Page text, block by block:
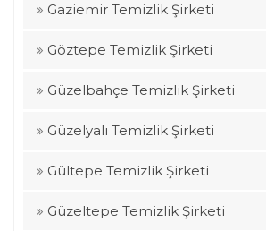
Gaziemir Temizlik Şirketi
Göztepe Temizlik Şirketi
Güzelbahçe Temizlik Şirketi
Güzelyalı Temizlik Şirketi
Gültepe Temizlik Şirketi
Güzeltepe Temizlik Şirketi